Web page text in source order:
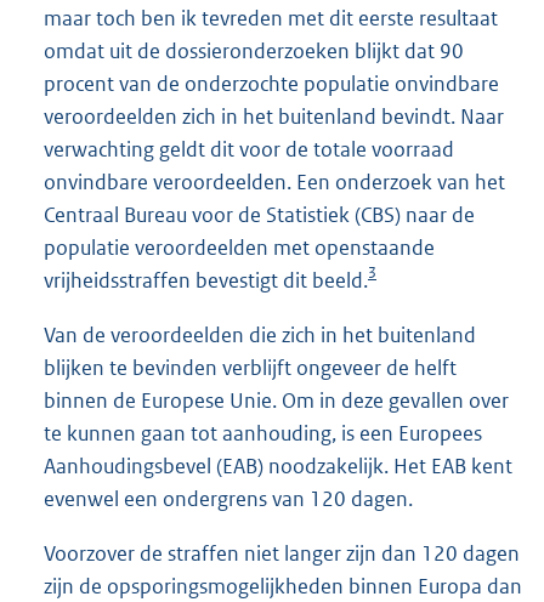
maar toch ben ik tevreden met dit eerste resultaat
omdat uit de dossieronderzoeken blijkt dat 90
procent van de onderzochte populatie onvindbare
veroordeelden zich in het buitenland bevindt. Naar
verwachting geldt dit voor de totale voorraad
onvindbare veroordeelden. Een onderzoek van het
Centraal Bureau voor de Statistiek (CBS) naar de
populatie veroordeelden met openstaande
vrijheidsstraffen bevestigt dit beeld.3
Van de veroordeelden die zich in het buitenland
blijken te bevinden verblijft ongeveer de helft
binnen de Europese Unie. Om in deze gevallen over
te kunnen gaan tot aanhouding, is een Europees
Aanhoudingsbevel (EAB) noodzakelijk. Het EAB kent
evenwel een ondergrens van 120 dagen.
Voorzover de straffen niet langer zijn dan 120 dagen
zijn de opsporingsmogelijkheden binnen Europa dan